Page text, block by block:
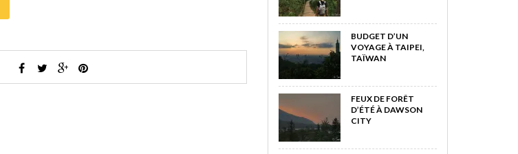
BUDGET D’UN
VOYAGE À TAIPEI,
TAÏWAN
FEUX DE FORÊT
D’ÉTÉ À DAWSON
CITY